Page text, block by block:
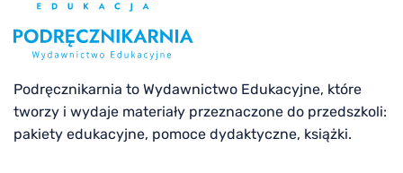
Podręcznikarnia to Wydawnictwo Edukacyjne, które
tworzy i wydaje materiały przeznaczone do przedszkoli:
pakiety edukacyjne, pomoce dydaktyczne, książki.